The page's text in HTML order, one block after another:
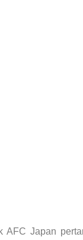
AFC Japan